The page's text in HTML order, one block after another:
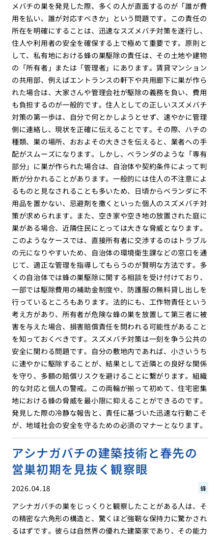
メバチの巣を発見した際、多くの人が直面するのが「誰が費
用を払い、誰が対応すべきか」という問題です。この責任の
所在を明確にすることは、迅速なスズメバチ対策を遂行し、
住人や利用者の安全を確保する上で極めて重要です。原則と
して、私有地における蜂の巣駆除の責任は、その土地や建物
の「所有者」または「管理者」にあります。賃貸マンション
の共用部、例えばエントランスの軒下や共用廊下に巣が作ら
れた場合は、大家さんや管理会社が駆除の義務を負い、費用
も負担するのが一般的です。住人としての正しいスズメバチ
対策の第一歩は、自分で何とかしようとせず、速やかに管理
側に連絡し、現状を正確に伝えることです。その際、ハチの
種類、巣の場所、おおよその大きさを伝えると、業者への手
配がスムーズになります。しかし、ベランダのような「専有
部分」に巣が作られた場合は、自治体や契約条件によって判
断が分かれることがあります。一般的には住人の不注意によ
るものと見なされることも多いため、日頃からベランダに不
用品を置かない、忌避剤を撒くといった個人のスズメバチ対
策が求められます。また、空き家や空き地の放置された庭に
巣がある場合、近隣住民にとっては大きな脅威となります。
このようなケースでは、直接所有者に交渉するのはトラブル
の元になりやすいため、自治体の環境衛生課などの窓口を通
じて、適正な管理を指導してもらうのが賢明な方法です。多
くの自治体では蜂の巣駆除に関する相談を受け付けており、
一部では駆除費用の補助金制度や、防護服の無料貸し出しを
行っているところもあります。法的にも、工作物責任という
考え方があり、所有者が危険な蜂の巣を放置して第三者に被
害を与えた場合、損害賠償責任を問われる可能性があること
を知っておくべきです。スズメバチ対策は一刻を争う公共の
安全に関わる問題です。自分の敷地内であれば、小さいうち
に速やかに駆除することが、結果として近隣との良好な関係
を守り、多額の賠償リスクを避けることに繋がります。組織
的な対応と個人の警戒。この両輪が揃って初めて、住宅密集
地における蜂の脅威を最小限に抑えることができるのです。
発見した際の冷静な報告と、責任に基づいた迅速な行動こそ
が、地域社会の安全を守るための必須のマナーとなります。
アシナガバチの建築技術と春先の
営巣初期を見抜く観察眼
2026.04.18 蜂
アシナガバチの巣をじっくりと観察したことがある人は、そ
の精密な六角形の構造と、驚くほど強靭な保持力に驚かされ
るはずです。彼らは自然界の優れた建築家であり、その能力